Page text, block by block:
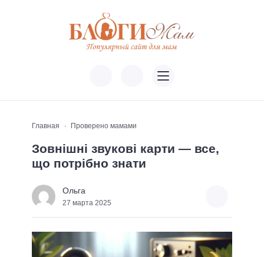
Главная Проверено мамами
Зовнішні звукові карти — все,
що потрібно знати
Ольга
27 марта 2025